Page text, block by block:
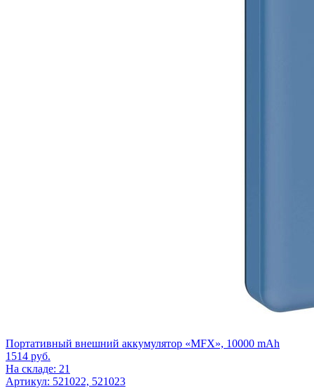
Портативный внешний аккумулятор «MFX», 10000 mAh
1514 руб.
На складе: 21
Артикул: 521022, 521023